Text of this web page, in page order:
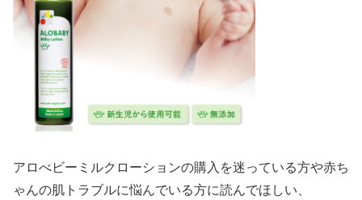
アロべビーミルクローションの購入を迷っている方や赤ち
ゃんの肌トラブルに悩んでいる方に読んでほしい、